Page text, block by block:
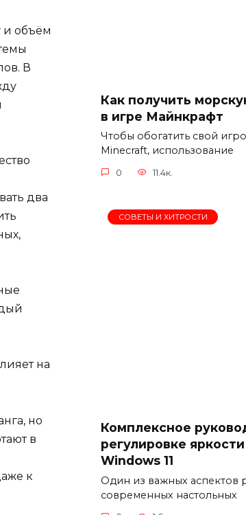
и объём
В
два
на
но
в
к
Как получить
в игре Майнкрафт
Чтобы обогатить свой
Minecraft, использование
0 11.4к.
СОВЕТЫ И ХИТРОСТИ
Комплексное
регулировке
Windows 11
Один из важных аспектов
современных настольных